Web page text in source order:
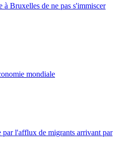
Bruxelles de ne pas s'immiscer
mondiale
par l'afflux de migrants arrivant par